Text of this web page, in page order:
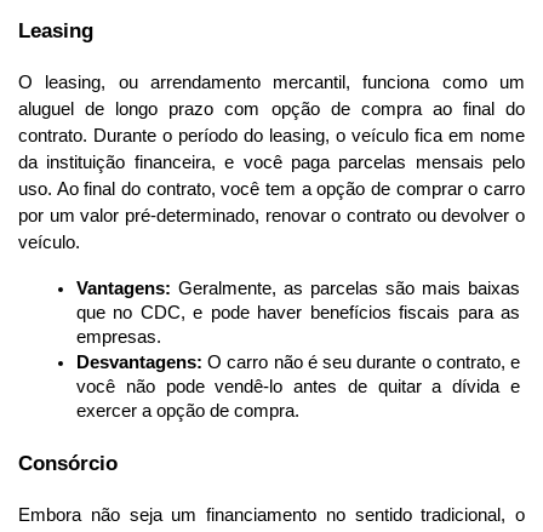
Leasing
O leasing, ou arrendamento mercantil, funciona como um
aluguel de longo prazo com opção de compra ao final do
contrato. Durante o período do leasing, o veículo fica em nome
da instituição financeira, e você paga parcelas mensais pelo
uso. Ao final do contrato, você tem a opção de comprar o carro
por um valor pré-determinado, renovar o contrato ou devolver o
veículo.
Vantagens: Geralmente, as parcelas são mais baixas
que no CDC, e pode haver benefícios fiscais para as
empresas.
Desvantagens: O carro não é seu durante o contrato, e
você não pode vendê-lo antes de quitar a dívida e
exercer a opção de compra.
Consórcio
Embora não seja um financiamento no sentido tradicional, o